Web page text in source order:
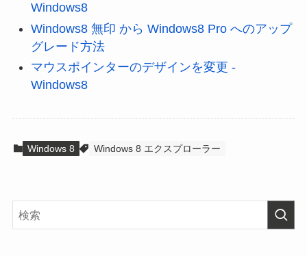
Windows8
Windows8 無印 から Windows8 Pro へのアップ
グレード方法
マウスポインターのデザインを変更 -
Windows8
Windows 8 Windows 8 エクスプローラー